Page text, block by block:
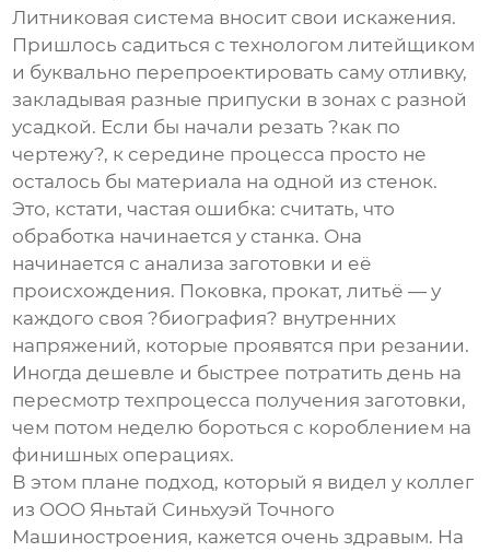
Литниковая система вносит свои искажения.
Пришлось садиться с технологом литейщиком
и буквально перепроектировать саму отливку,
закладывая разные припуски в зонах с разной
усадкой. Если бы начали резать ?как по
чертежу?, к середине процесса просто не
осталось бы материала на одной из стенок.
Это, кстати, частая ошибка: считать, что
обработка начинается у станка. Она
начинается с анализа заготовки и её
происхождения. Поковка, прокат, литьё — у
каждого своя ?биография? внутренних
напряжений, которые проявятся при резании.
Иногда дешевле и быстрее потратить день на
пересмотр техпроцесса получения заготовки,
чем потом неделю бороться с короблением на
финишных операциях.
В этом плане подход, который я видел у коллег
из ООО Яньтай Синьхуэй Точного
Машиностроения, кажется очень здравым. На